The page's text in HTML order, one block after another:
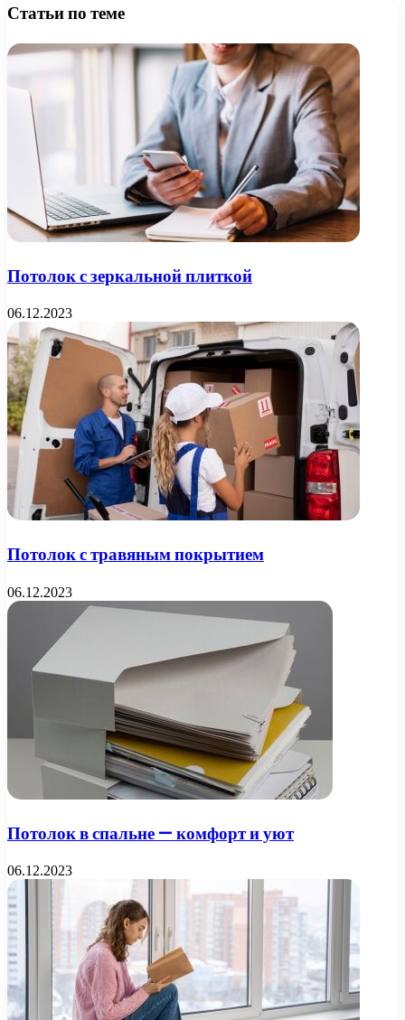
Статьи по теме
Потолок с зеркальной плиткой
06.12.2023
Потолок с травяным покрытием
06.12.2023
Потолок в спальне — комфорт и уют
06.12.2023